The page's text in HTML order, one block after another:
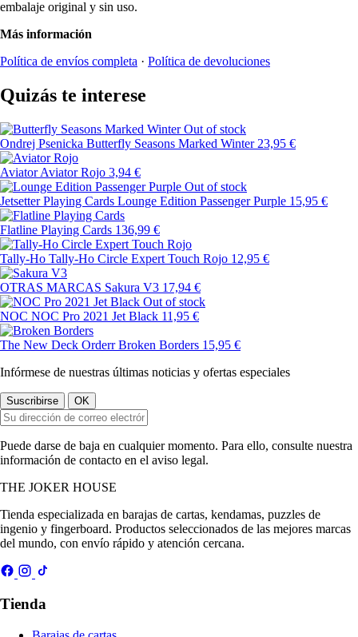
embalaje original y sin uso.
Más información
Política de envíos completa · Política de devoluciones
Quizás te interese
Out of stock
Ondrej Psenicka Butterfly Seasons Marked Winter 23,95 €
Aviator Aviator Rojo 3,94 €
Out of stock
Jetsetter Playing Cards Lounge Edition Passenger Purple 15,95 €
Flatline Playing Cards 136,99 €
Tally-Ho Tally-Ho Circle Expert Touch Rojo 12,95 €
OTRAS MARCAS Sakura V3 17,94 €
Out of stock
NOC NOC Pro 2021 Jet Black 11,95 €
The New Deck Orderr Broken Borders 15,95 €
Infórmese de nuestras últimas noticias y ofertas especiales
Puede darse de baja en cualquier momento. Para ello, consulte nuestra
información de contacto en el aviso legal.
THE JOKER HOUSE
Tienda especializada en barajas de cartas, kendamas, puzzles de
ingenio y fingerboard. Productos seleccionados de las mejores marcas
del mundo, con envío rápido y atención cercana.
Tienda